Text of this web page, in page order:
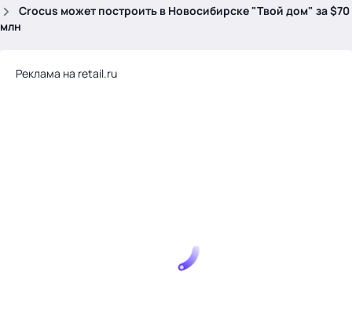
Crocus может построить в Новосибирске "Твой дом" за $70
млн
Реклама на retail.ru